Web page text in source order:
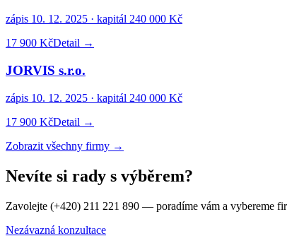
zápis 10. 12. 2025 · kapitál 240 000 Kč
17 900 KčDetail →
JORVIS s.r.o.
zápis 10. 12. 2025 · kapitál 240 000 Kč
17 900 KčDetail →
Zobrazit všechny firmy →
Nevíte si rady s výběrem?
Zavolejte (+420) 211 221 890 — poradíme vám a vybereme
Nezávazná konzultace